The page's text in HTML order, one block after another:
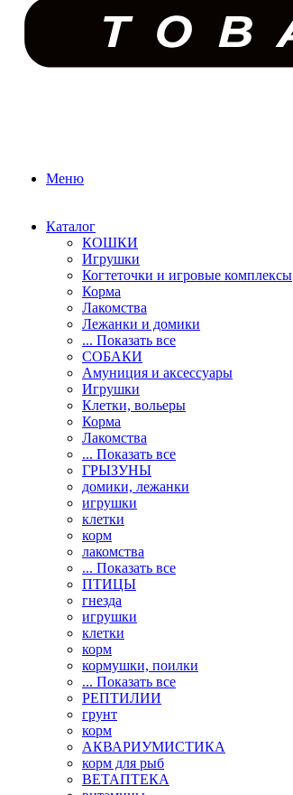
Меню
Каталог
КОШКИ
Игрушки
Когтеточки и игровые комплексы
Корма
Лакомства
Лежанки и домики
... Показать все
СОБАКИ
Амуниция и аксессуары
Игрушки
Клетки, вольеры
Корма
Лакомства
... Показать все
ГРЫЗУНЫ
домики, лежанки
игрушки
клетки
корм
лакомства
... Показать все
ПТИЦЫ
гнезда
игрушки
клетки
корм
кормушки, поилки
... Показать все
РЕПТИЛИИ
грунт
корм
АКВАРИУМИСТИКА
корм для рыб
ВЕТАПТЕКА